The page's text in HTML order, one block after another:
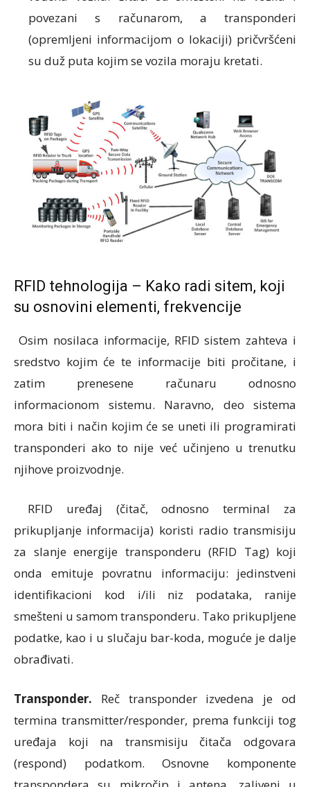
povezani s računarom, a transponderi
(opremljeni informacijom o lokaciji) pričvršćeni
su duž puta kojim se vozila moraju kretati.
RFID tehnologija – Kako radi sitem, koji
su osnovini elementi, frekvencije
Osim nosilaca informacije, RFID sistem zahteva i
sredstvo kojim će te informacije biti pročitane, i
zatim prenesene računaru odnosno
informacionom sistemu. Naravno, deo sistema
mora biti i način kojim će se uneti ili programirati
transponderi ako to nije već učinjeno u trenutku
njihove proizvodnje.
RFID uređaj (čitač, odnosno terminal za
prikupljanje informacija) koristi radio transmisiju
za slanje energije transponderu (RFID Tag) koji
onda emituje povratnu informaciju: jedinstveni
identifikacioni kod i/ili niz podataka, ranije
smešteni u samom transponderu. Tako prikupljene
podatke, kao i u slučaju bar-koda, moguće je dalje
obrađivati.
Transponder. Reč transponder izvedena je od
termina transmitter/responder, prema funkciji tog
uređaja koji na transmisiju čitača odgovara
(respond) podatkom. Osnovne komponente